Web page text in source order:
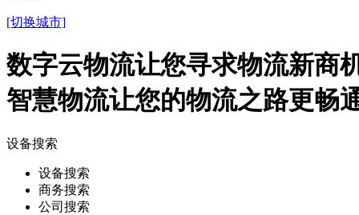
[切换城市]
数字云物流让您寻求物流新商
智慧物流让您的物流之路更畅
设备搜索
设备搜索
商务搜索
公司搜索